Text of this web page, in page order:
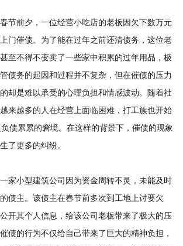
前夕，一位经营小吃店的老板因欠下数万元
门催债。为了能在过年之前还清债务，这位老
至不得不变卖了一些家中积累的过年用品，极
债务的起因和过程并不复杂，但在催债的压力
却是难以承受的心理负担和情感波动。随着社
来越多的人在经营上面临困难，打工族也开始
债累累的窘境。在这样的背景下，催债的现象
了更多的纠纷。
小型建筑公司因为资金周转不灵，未能及时
债主。该债主在春节前多次到工地上讨要欠
开其个人信息，给该公司老板带来了极大的压
债的行为不仅给自己带来了巨大的精神负担，